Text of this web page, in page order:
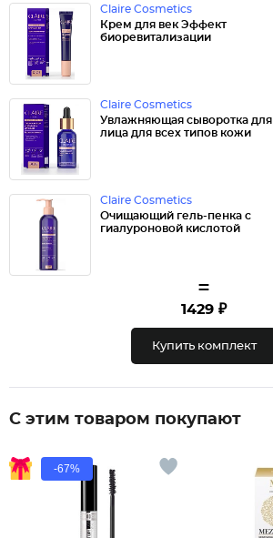
Claire Cosmetics
Крем для век Эффект
биоревитализации
Claire Cosmetics
Увлажняющая сыворотка для
лица для всех типов кожи
Claire Cosmetics
Очищающий гель-пенка с
гиалуроновой кислотой
=
1429 ₽
Купить комплект
С этим товаром покупают
-67%